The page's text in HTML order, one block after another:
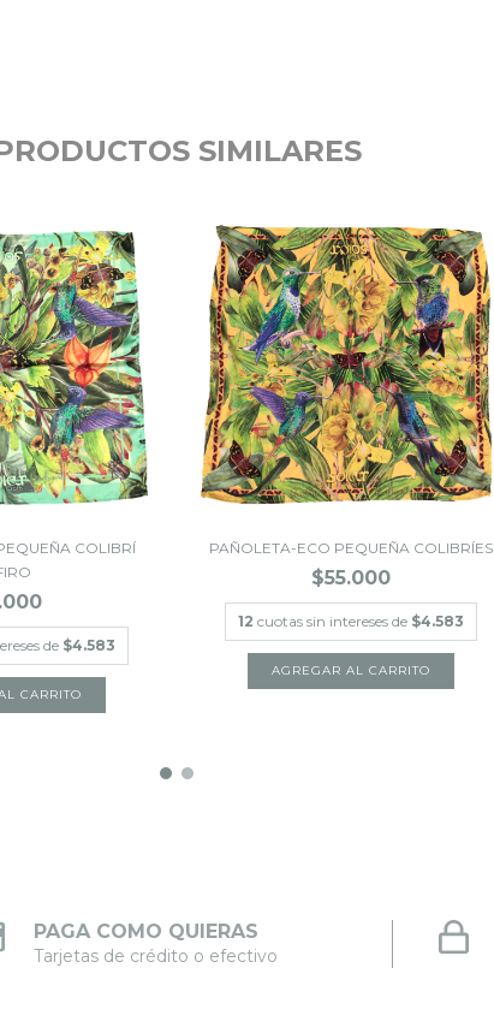
SIMILARES
COLIBRÍ
de $4.583
PAÑOLETA-ECO PEQUEÑA COLIBRÍES
$55.000
12 cuotas sin intereses de $4.583
PAGA COMO QUIERAS
Tarjetas de crédito o efectivo